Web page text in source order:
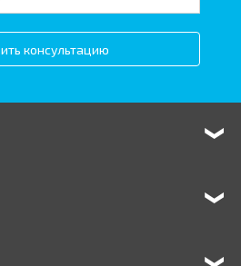
консультацию